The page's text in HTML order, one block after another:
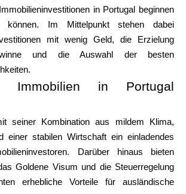
Rechner
Blog
Sie uns
in Portugal beginnen
können. Im Mittelpunkt stehen dabei
mit wenig Geld, die Erzielung
und die Auswahl der besten
Immobilien in Portugal
seiner Kombination aus mildem Klima,
einer stabilen Wirtschaft ein einladendes
Darüber hinaus bieten
Goldene Visum und die Steuerregelung
erhebliche Vorteile für ausländische